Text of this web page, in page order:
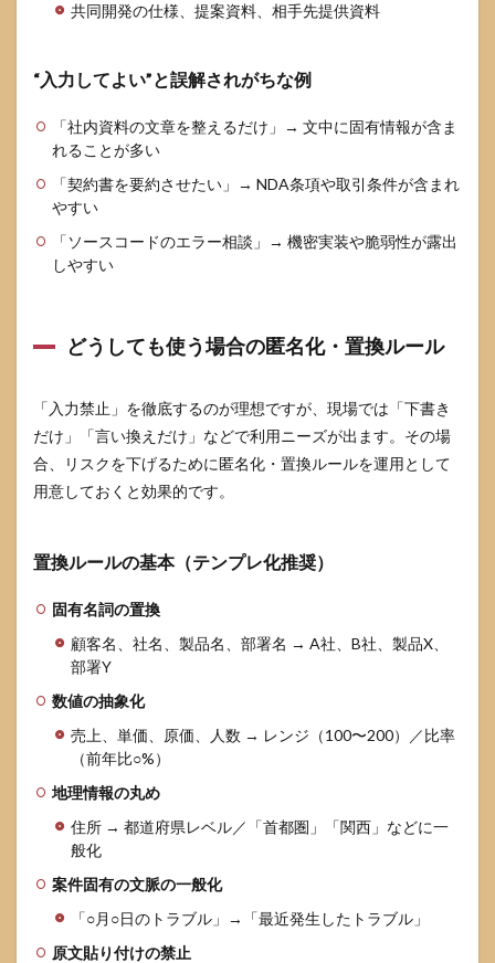
共同開発の仕様、提案資料、相手先提供資料
“入力してよい”と誤解されがちな例
「社内資料の文章を整えるだけ」→ 文中に固有情報が含ま
れることが多い
「契約書を要約させたい」→ NDA条項や取引条件が含まれ
やすい
「ソースコードのエラー相談」→ 機密実装や脆弱性が露出
しやすい
どうしても使う場合の匿名化・置換ルール
「入力禁止」を徹底するのが理想ですが、現場では「下書き
だけ」「言い換えだけ」などで利用ニーズが出ます。その場
合、リスクを下げるために匿名化・置換ルールを運用として
用意しておくと効果的です。
置換ルールの基本（テンプレ化推奨）
固有名詞の置換
顧客名、社名、製品名、部署名 → A社、B社、製品X、
部署Y
数値の抽象化
売上、単価、原価、人数 → レンジ（100〜200）／比率
（前年比○%）
地理情報の丸め
住所 → 都道府県レベル／「首都圏」「関西」などに一
般化
案件固有の文脈の一般化
「○月○日のトラブル」→「最近発生したトラブル」
原文貼り付けの禁止